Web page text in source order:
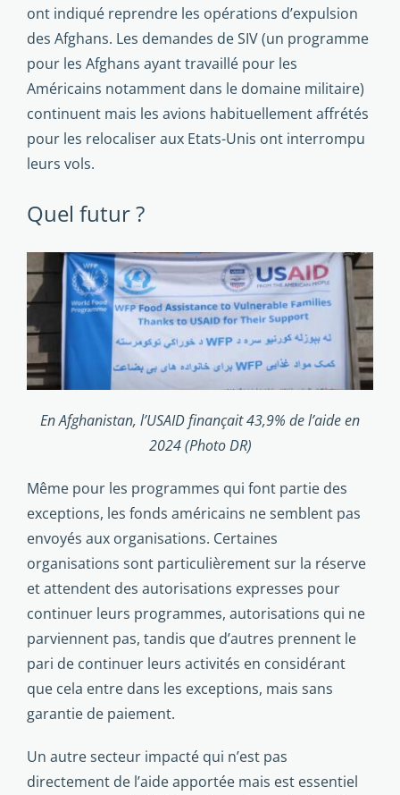
ont indiqué reprendre les opérations d’expul­sion
des Afghans. Les demandes de SIV (un programme
pour les Afghans ayant travaillé pour les
Américains notamment dans le do­maine militaire)
continuent mais les avions habituellement affrétés
pour les relocaliser aux Etats-Unis ont in­terrompu
leurs vols.
Quel futur ?
En Afghanistan, l’USAID finançait 43,9% de l’aide en
2024 (Photo DR)
Même pour les programmes qui font partie des
exceptions, les fonds américains ne semblent pas
envoyés aux organisa­tions. Certaines
organisations sont particulièrement sur la réserve
et attendent des autorisations expresses pour
conti­nuer leurs programmes, autorisations qui ne
parviennent pas, tandis que d’autres prennent le
pari de continuer leurs activités en considérant
que cela entre dans les exceptions, mais sans
garantie de paiement.
Un autre secteur impacté qui n’est pas
directement de l’aide apportée mais est essentiel